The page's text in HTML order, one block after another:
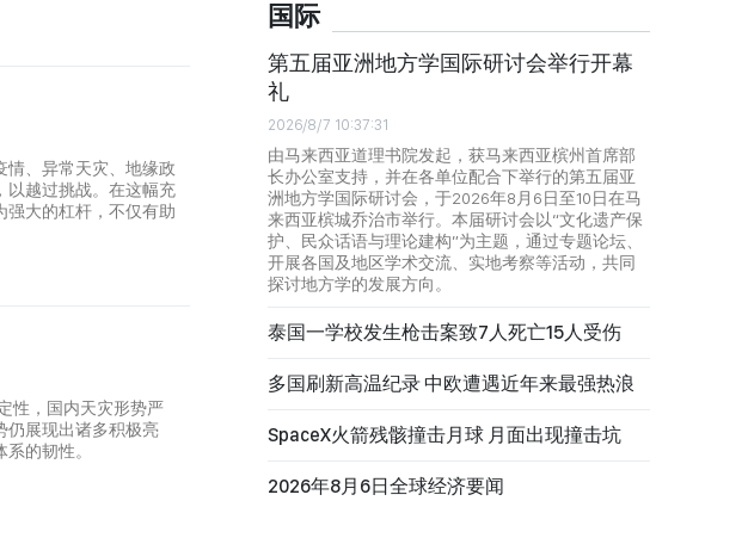
情、异常天灾、地缘政
以越过挑战。在这幅充
强大的杠杆，不仅有助
性，国内天灾形势严
仍展现出诸多积极亮
的韧性。
国际
第五届亚洲地方学国际研讨会举行开幕
礼
2026/8/7 10:37:31
由马来西亚道理书院发起，获马来西亚槟州首席部
长办公室支持，并在各单位配合下举行的第五届亚
洲地方学国际研讨会，于2026年8月6日至10日在马
来西亚槟城乔治市举行。本届研讨会以“文化遗产保
护、民众话语与理论建构”为主题，通过专题论坛、
开展各国及地区学术交流、实地考察等活动，共同
探讨地方学的发展方向。
泰国一学校发生枪击案致7人死亡15人受伤
多国刷新高温纪录 中欧遭遇近年来最强热浪
SpaceX火箭残骸撞击月球 月面出现撞击坑
2026年8月6日全球经济要闻